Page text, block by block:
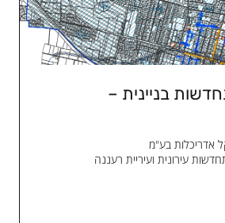
בניינית –
אדריכלות בע"מ
עירונית ועיריית רעננה